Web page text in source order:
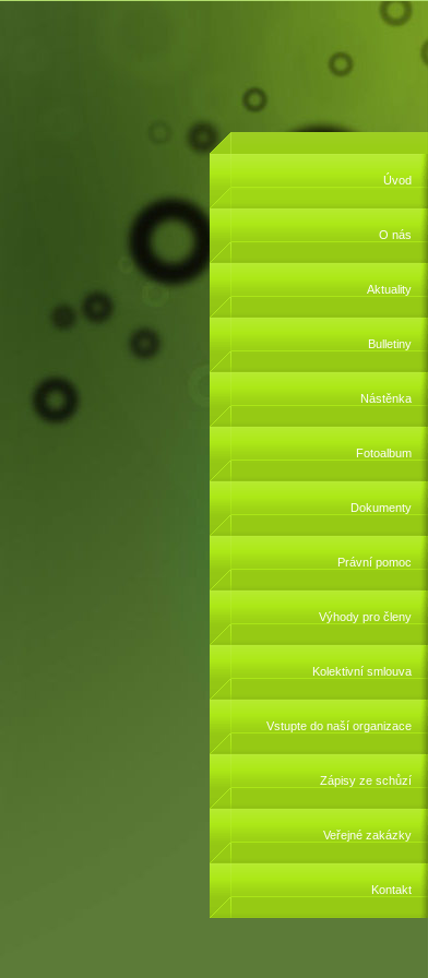
Úvod
O nás
Aktuality
Bulletiny
Nástěnka
Fotoalbum
Dokumenty
Právní pomoc
Výhody pro členy
Kolektivní smlouva
Vstupte do naší organizace
Zápisy ze schůzí
Veřejné zakázky
Kontakt